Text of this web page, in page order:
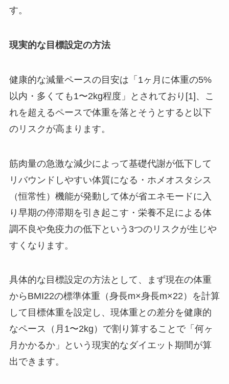
す。
現実的な目標設定の方法
健康的な減量ペースの目安は「1ヶ月に体重の5%
以内・多くても1〜2kg程度」とされており[1]、こ
れを超えるペースで体重を落とそうとすると以下
のリスクが高まります。
筋肉量の急激な減少によって基礎代謝が低下して
リバウンドしやすい体質になる・ホメオスタシス
（恒常性）機能が発動して体が省エネモードに入
り早期の停滞期を引き起こす・栄養不足による体
調不良や免疫力の低下という3つのリスクが生じや
すくなります。
具体的な目標設定の方法として、まず現在の体重
からBMI22の標準体重（身長m×身長m×22）を計算
して目標体重を設定し、現体重との差分を健康的
なペース（月1〜2kg）で割り算することで「何ヶ
月かかるか」という現実的なダイエット期間が算
出できます。